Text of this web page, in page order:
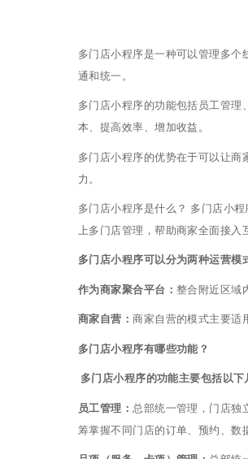
多门店小程序是一种可以管理多
通和统一。
多门店小程序的功能包括员工管
本、提高效率、增加收益。
多门店小程序的优势在于可以让
力。
多门店小程序是什么？ 多门店小
上多门店管理，帮助商家全面接
多门店小程序可以分为两种运营模
作为商家聚合平台： 整合附近区域
商家自营：商家自营的模式主要适
多门店小程序有哪些功能？
多门店小程序的功能主要包括以下
员工管理： 总部统一管理，门店独
筹掌握不同门店的订单、预约、数